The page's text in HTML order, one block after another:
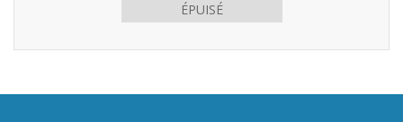
ÉPUISÉ